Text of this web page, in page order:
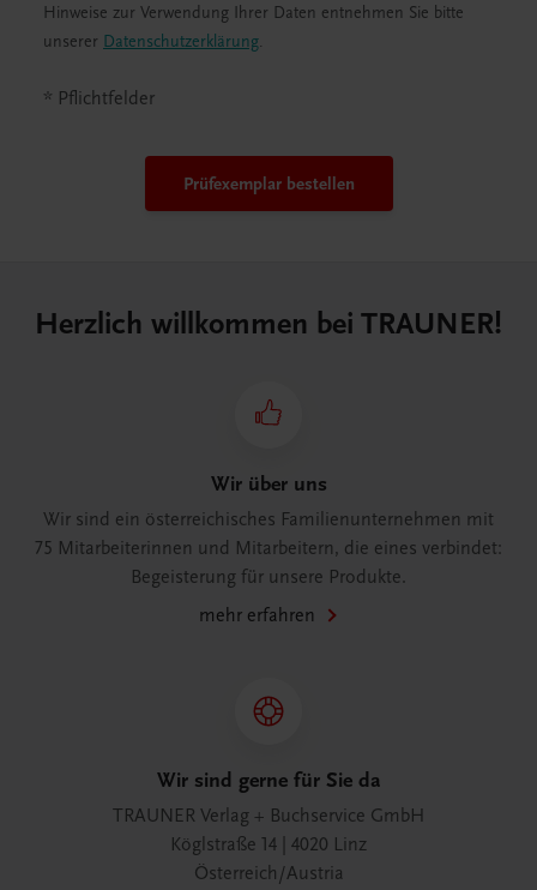
Hinweise zur Verwendung Ihrer Daten entnehmen Sie bitte
unserer Datenschutzerklärung.
* Pflichtfelder
Prüfexemplar bestellen
Herzlich willkommen bei TRAUNER!
Wir über uns
Wir sind ein österreichisches Familienunternehmen mit
75 Mitarbeiterinnen und Mitarbeitern, die eines verbindet:
Begeisterung für unsere Produkte.
mehr erfahren
Wir sind gerne für Sie da
TRAUNER Verlag + Buchservice GmbH
Köglstraße 14 | 4020 Linz
Österreich/Austria